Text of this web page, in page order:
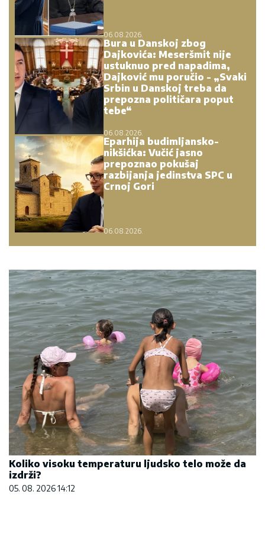
06.08.2026.
Bura u Danskoj zbog
Dajkovića: Meseršmit nije
ustuknuo pred napadima,
Dajković mu poručio - „Svaki
Srbin u Danskoj treba da
prepozna političara poput
tebe“
06.08.2026.
Eparhija budimljansko-
nikšićka: Vučić jasno
prepoznao pokušaj
razbijanja jedinstva SPC u
Crnoj Gori
06.08.2026.
Koliko visoku temperaturu ljudsko telo može da
izdrži?
05. 08. 2026 14:12